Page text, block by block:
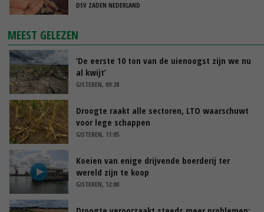
DSV ZADEN NEDERLAND
MEEST GELEZEN
‘De eerste 10 ton van de uienoogst zijn we nu
al kwijt’
GISTEREN, 09:28
Droogte raakt alle sectoren, LTO waarschuwt
voor lege schappen
GISTEREN, 11:05
Koeien van enige drijvende boerderij ter
wereld zijn te koop
GISTEREN, 12:00